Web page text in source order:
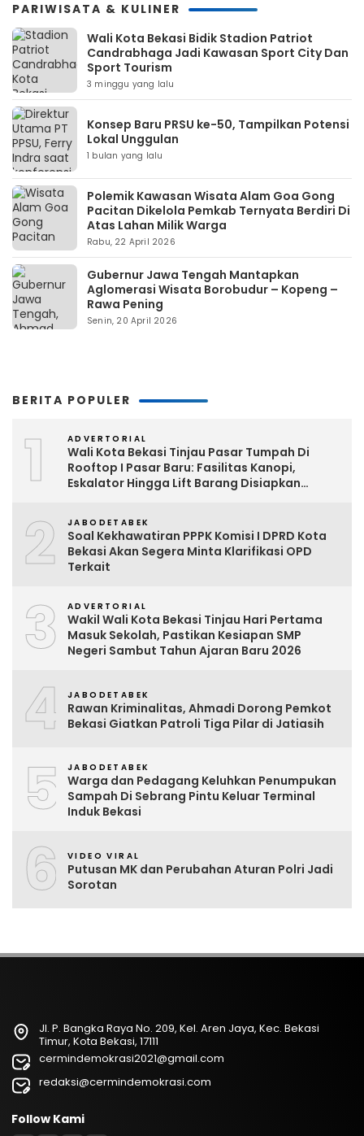
PARIWISATA & KULINER
Wali Kota Bekasi Bidik Stadion Patriot
Candrabhaga Jadi Kawasan Sport City Dan
Sport Tourism
3 minggu yang lalu
Konsep Baru PRSU ke-50, Tampilkan Potensi
Lokal Unggulan
1 bulan yang lalu
Polemik Kawasan Wisata Alam Goa Gong
Pacitan Dikelola Pemkab Ternyata Berdiri Di
Atas Lahan Milik Warga
Rabu, 22 April 2026
Gubernur Jawa Tengah Mantapkan
Aglomerasi Wisata Borobudur – Kopeng –
Rawa Pening
Senin, 20 April 2026
BERITA POPULER
1 ADVERTORIAL
Wali Kota Bekasi Tinjau Pasar Tumpah Di
Rooftop I Pasar Baru: Fasilitas Kanopi,
Eskalator Hingga Lift Barang Disiapkan
2 JABODETABEK
Soal Kekhawatiran PPPK Komisi I DPRD Kota
Bekasi Akan Segera Minta Klarifikasi OPD
Terkait
3 ADVERTORIAL
Wakil Wali Kota Bekasi Tinjau Hari Pertama
Masuk Sekolah, Pastikan Kesiapan SMP
Negeri Sambut Tahun Ajaran Baru 2026
4 JABODETABEK
Rawan Kriminalitas, Ahmadi Dorong Pemkot
Bekasi Giatkan Patroli Tiga Pilar di Jatiasih
5 JABODETABEK
Warga dan Pedagang Keluhkan Penumpukan
Sampah Di Sebrang Pintu Keluar Terminal
Induk Bekasi
6 VIDEO VIRAL
Putusan MK dan Perubahan Aturan Polri Jadi
Sorotan
Jl. P. Bangka Raya No. 209, Kel. Aren Jaya, Kec. Bekasi
Timur, Kota Bekasi, 17111
cermindemokrasi2021@gmail.com
redaksi@cermindemokrasi.com
Follow Kami